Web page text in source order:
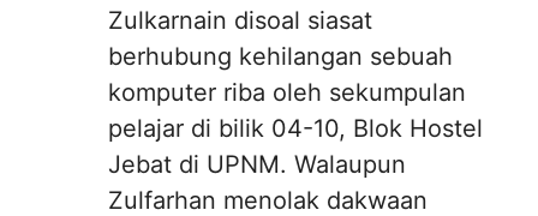
Zulkarnain disoal siasat
berhubung kehilangan sebuah
komputer riba oleh sekumpulan
pelajar di bilik 04-10, Blok Hostel
Jebat di UPNM. Walaupun
Zulfarhan menolak dakwaan